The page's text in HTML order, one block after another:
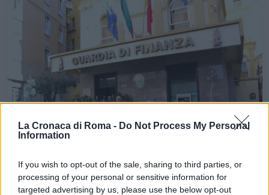
La Cronaca di Roma - Do Not Process My Personal
Information
If you wish to opt-out of the sale, sharing to third parties, or
processing of your personal or sensitive information for
targeted advertising by us, please use the below opt-out